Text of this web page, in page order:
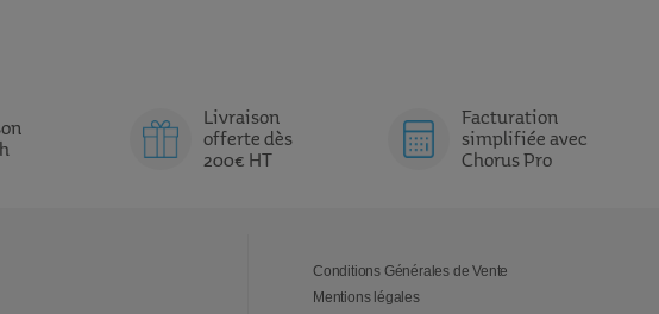
Livraison
offerte dès
200€ HT
Facturation
simplifiée avec
Chorus Pro
Conditions Générales de Vente
Mentions légales